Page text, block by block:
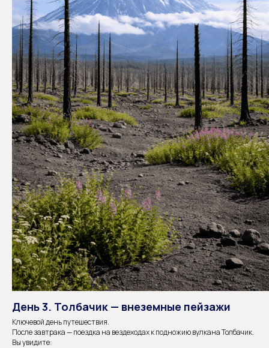
День 3. Толбачик — внеземные пейзажи
Ключевой день путешествия.
После завтрака — поездка на вездеходах к подножию вулкана Толбачик.
Вы увидите: